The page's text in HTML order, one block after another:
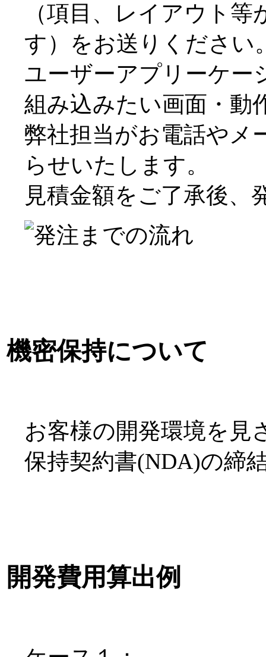
（項目、レイアウト
す）をお送りください
ユーザーアプリーケー
組み込みたい画面・動
弊社担当がお電話やメ
らせいたします。
見積金額をご了承後、
機密保持について
お客様の開発環境を見
保持契約書(NDA)の締
開発費用算出例